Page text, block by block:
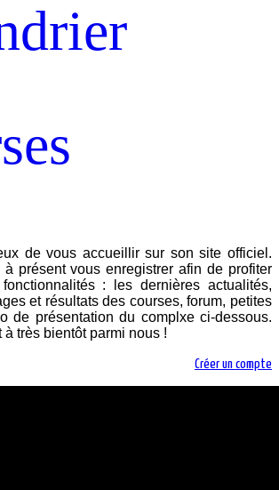
de vous accueillir sur son site officiel.
présent vous enregistrer afin de profiter
: les dernières actualités,
et résultats des courses, forum, petites
de présentation du complxe ci-dessous.
très bientôt parmi nous !
Créer un compte